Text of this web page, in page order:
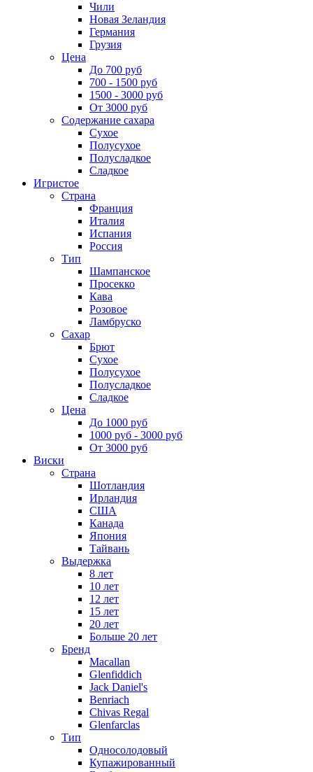
Чили
Новая Зеландия
Германия
Грузия
Цена
До 700 руб
700 - 1500 руб
1500 - 3000 руб
От 3000 руб
Содержание сахара
Сухое
Полусухое
Полусладкое
Сладкое
Игристое
Страна
Франция
Италия
Испания
Россия
Тип
Шампанское
Просекко
Кава
Розовое
Ламбруско
Сахар
Брют
Сухое
Полусухое
Полусладкое
Сладкое
Цена
До 1000 руб
1000 руб - 3000 руб
От 3000 руб
Виски
Страна
Шотландия
Ирландия
США
Канада
Япония
Тайвань
Выдержка
8 лет
10 лет
12 лет
15 лет
20 лет
Больше 20 лет
Бренд
Macallan
Glenfiddich
Jack Daniel's
Benriach
Chivas Regal
Glenfarclas
Тип
Односолодовый
Купажированный